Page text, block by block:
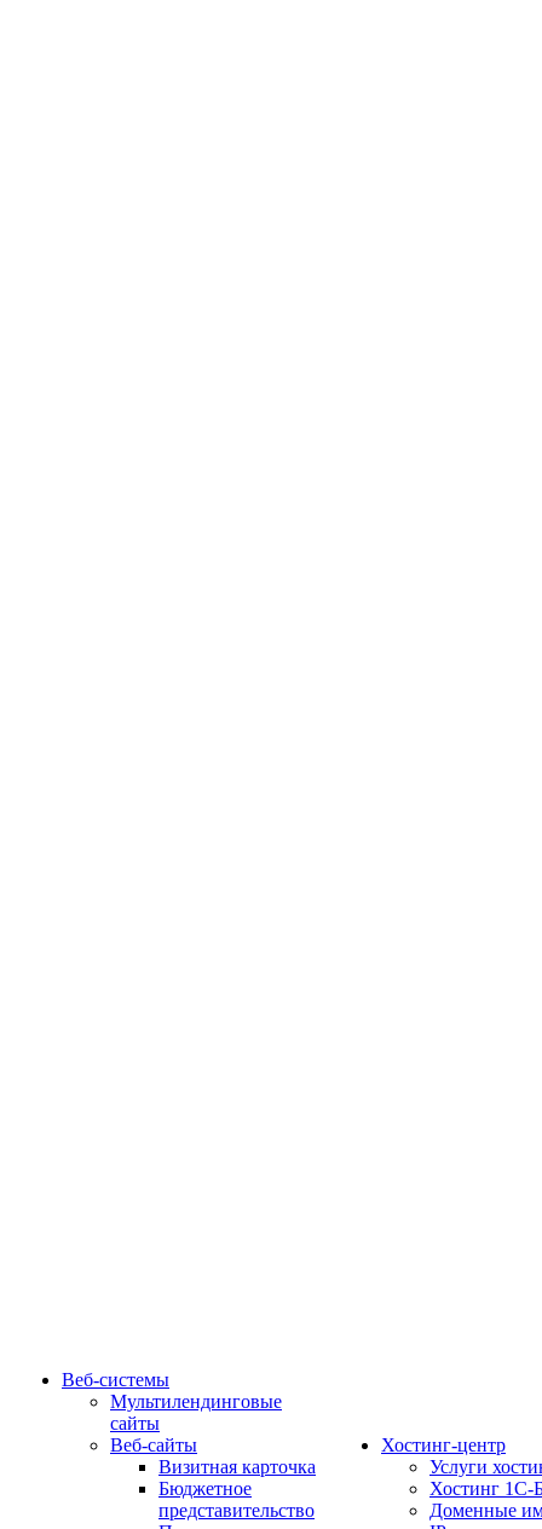
Веб-системы
Мультилендинговые
сайты
Веб-сайты
Визитная карточка
Бюджетное
представительство
Хостинг-центр
Услуги
Хостинг 1С-
Доменные